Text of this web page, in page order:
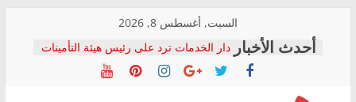
content
السبت, أغسطس 8, 2026
دار الخدمات ترد على رئيس هيئة التأمينات
بعد مؤتمره الصحفي: إنكار الأزمة لا ينهي
معاناة أصحاب المعاشات.. ونطالب بكشف